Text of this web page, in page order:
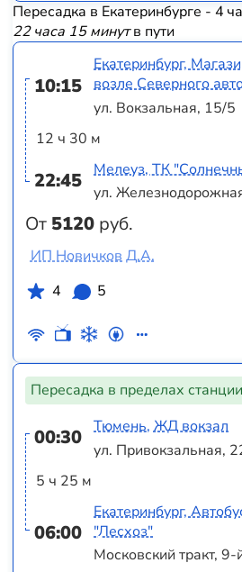
Пересадка в Екатеринбурге - 4
22 часа 15 минутв пути
10:15
12 ч 30 м
22:45
От 5120 руб.
Екатеринбург,
возле Северного
ул. Вокзальная, 15/5
Мелеуз, ТК
ул.
ИП Новичков Д.А.
4
5
Пересадка в пределах станции
00:30
5 ч 25 м
06:00
Тюмень, ЖД вокзал
ул. Привокзальная,
Екатеринбург,
"Лесхоз"
Московский тракт, 9-